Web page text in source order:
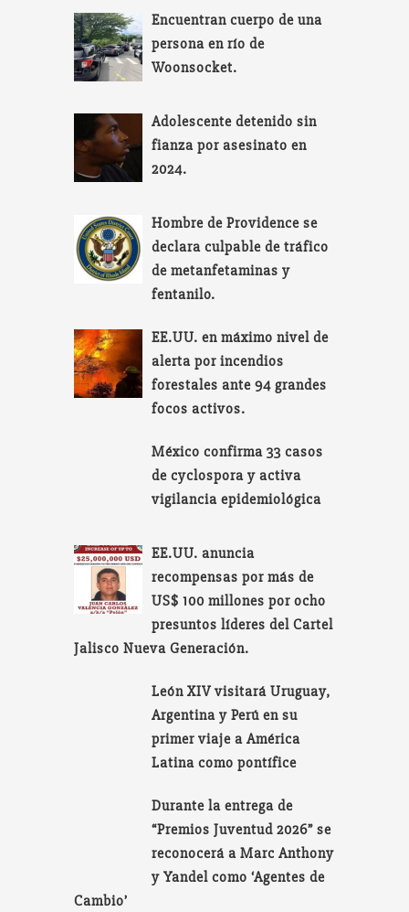
Encuentran cuerpo de una
persona en río de
Woonsocket.
Adolescente detenido sin
fianza por asesinato en
2024.
Hombre de Providence se
declara culpable de tráfico
de metanfetaminas y
fentanilo.
EE.UU. en máximo nivel de
alerta por incendios
forestales ante 94 grandes
focos activos.
México confirma 33 casos
de cyclospora y activa
vigilancia epidemiológica
EE.UU. anuncia
recompensas por más de
US$ 100 millones por ocho
presuntos líderes del Cartel
Jalisco Nueva Generación.
León XIV visitará Uruguay,
Argentina y Perú en su
primer viaje a América
Latina como pontífice
Durante la entrega de
“Premios Juventud 2026” se
reconocerá a Marc Anthony
y Yandel como ‘Agentes de
Cambio’